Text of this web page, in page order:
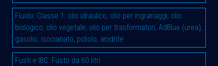
Fluido: Classe 1: olio idraulico, olio per ingranaggi, olio
biologico, olio vegetale, olio per trasformatori, AdBlue (urea),
gasolio, isocianato, poliolo, anidrite
Fusti e IBC: Fusto da 60 litri